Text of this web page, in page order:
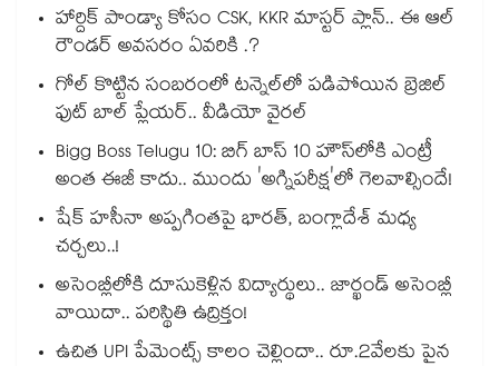
హార్దిక్ పాండ్యా కోసం CSK, KKR మాస్టర్ ప్లాన్.. ఈ ఆల్
రౌండర్ అవసరం ఏవరికి .?
గోల్ కొట్టిన సంబరంలో టన్నెల్⁭లో పడిపోయిన బ్రెజిల్
ఫుట్ బాల్ ప్లేయర్.. వీడియో వైరల్
Bigg Boss Telugu 10: బిగ్ బాస్ 10 హౌస్‌లోకి ఎంట్రీ
అంత ఈజీ కాదు.. ముందు 'అగ్నిపరీక్ష'లో గెలవాల్సిందే!
షేక్ హసీనా అప్పగింతపై భారత్, బంగ్లాదేశ్ మధ్య
చర్చలు..!
అసెంబ్లీలోకి దూసుకెళ్లిన విద్యార్థులు.. జార్ఖండ్ అసెంబ్లీ
వాయిదా.. పరిస్థితి ఉద్రిక్తం!
ఉచిత UPI పేమెంట్స్ కాలం చెల్లిందా.. రూ.2వేలకు పైన